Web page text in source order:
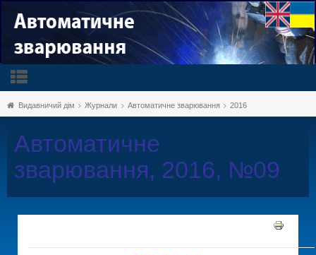
Видавничий дім Журнали Автоматичне зварювання 2016
Автоматичне
зварювання, 2016, №09